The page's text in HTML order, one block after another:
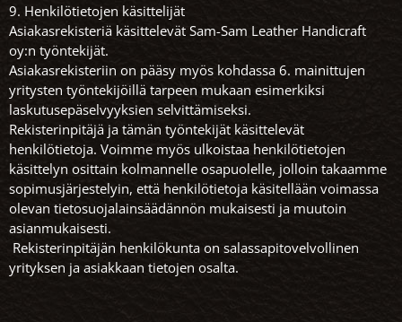
9. Henkilötietojen käsittelijät
Asiakasrekisteriä käsittelevät Sam-Sam Leather Handicraft
oy:n työntekijät.
Asiakasrekisteriin on pääsy myös kohdassa 6. mainittujen
yritysten työntekijöillä tarpeen mukaan esimerkiksi
laskutusepäselvyyksien selvittämiseksi.
Rekisterinpitäjä ja tämän työntekijät käsittelevät
henkilötietoja. Voimme myös ulkoistaa henkilötietojen
käsittelyn osittain kolmannelle osapuolelle, jolloin takaamme
sopimusjärjestelyin, että henkilötietoja käsitellään voimassa
olevan tietosuojalainsäädännön mukaisesti ja muutoin
asianmukaisesti.
Rekisterinpitäjän henkilökunta on salassapitovelvollinen
yrityksen ja asiakkaan tietojen osalta.